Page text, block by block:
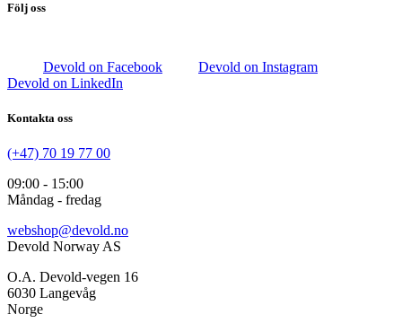
Följ oss
Devold on Facebook
Devold on Instagram
Devold on LinkedIn
Kontakta oss
(+47) 70 19 77 00
09:00 - 15:00
Måndag - fredag
webshop@devold.no
Devold Norway AS
O.A. Devold-vegen 16
6030 Langevåg
Norge